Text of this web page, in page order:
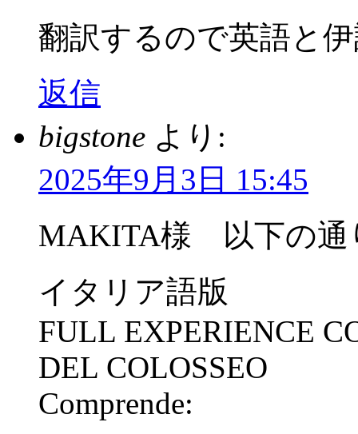
翻訳するので英語と
返信
bigstone より:
2025年9月3日 15:45
MAKITA様 以下の通
イタリア語版
FULL EXPERIENCE
DEL COLOSSEO
Comprende: